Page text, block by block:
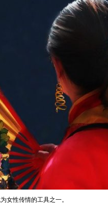
女性传情的工具之一。